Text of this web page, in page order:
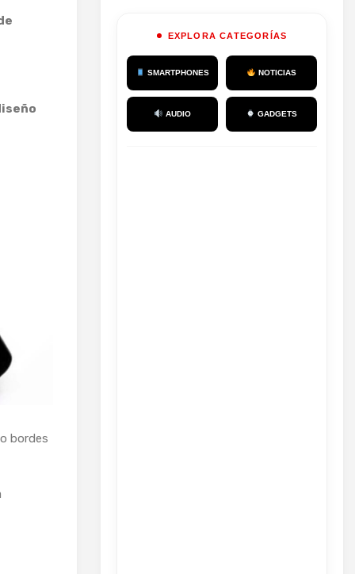
bordes
EXPLORA CATEGORÍAS
SMARTPHONES NOTICIAS
AUDIO GADGETS